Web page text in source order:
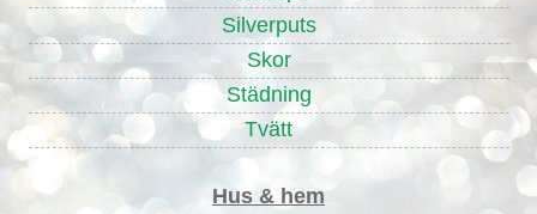
Silverputs
Skor
Städning
Tvätt
Hus & hem